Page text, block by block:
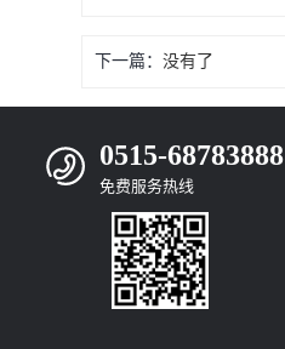
下一篇：没有了
0515-68783888
免费服务热线